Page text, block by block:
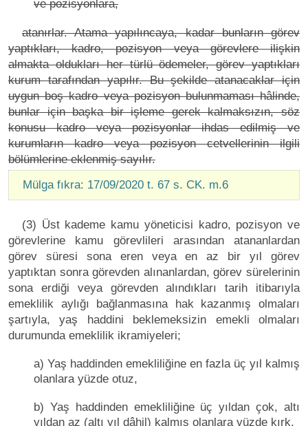
ve pozisyonlara,
atanırlar. Atama yapılıncaya, kadar bunların görev
yaptıkları, kadro, pozisyon veya görevlere ilişkin
almakta oldukları her türlü ödemeler, görev yaptıkları
kurum tarafından yapılır. Bu şekilde atanacaklar için
uygun boş kadro veya pozisyon bulunmaması hâlinde,
bunlar için başka bir işleme gerek kalmaksızın, söz
konusu kadro veya pozisyonlar ihdas edilmiş ve
kurumların kadro veya pozisyon cetvellerinin ilgili
bölümlerine eklenmiş sayılır.
Mülga fıkra: 17/09/2020 t. 67 s. CK. m.6
(3) Üst kademe kamu yöneticisi kadro, pozisyon ve
görevlerine kamu görevlileri arasından atananlardan
görev süresi sona eren veya en az bir yıl görev
yaptıktan sonra görevden alınanlardan, görev sürelerinin
sona erdiği veya görevden alındıkları tarih itibarıyla
emeklilik aylığı bağlanmasına hak kazanmış olmaları
şartıyla, yaş haddini beklemeksizin emekli olmaları
durumunda emeklilik ikramiyeleri;
a) Yaş haddinden emekliliğine en fazla üç yıl kalmış
olanlara yüzde otuz,
b) Yaş haddinden emekliliğine üç yıldan çok, altı
yıldan az (altı yıl dâhil) kalmış olanlara yüzde kırk,